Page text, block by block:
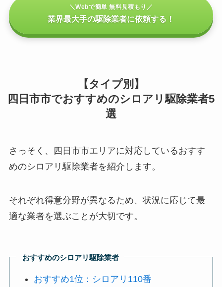
＼Webで簡単 無料見積もり／
業界最大手の駆除業者に依頼する！
【タイプ別】
四日市市でおすすめのシロアリ駆除業者5
選
さっそく、四日市市エリアに対応しているおすす
めのシロアリ駆除業者を紹介します。
それぞれ得意分野が異なるため、状況に応じて最
適な業者を選ぶことが大切です。
おすすめのシロアリ駆除業者
おすすめ1位：シロアリ110番